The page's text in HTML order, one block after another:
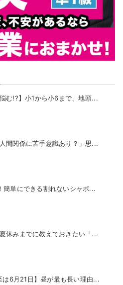
悩む!?】小1から小6まで、地頭...
間関係に苦手意識あり？」思...
簡単にできる割れないシャボ...
休みまでに教えておきたい「...
は6月21日】昼が最も長い理由...